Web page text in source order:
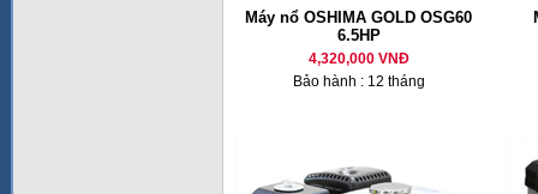
Máy nổ OSHIMA GOLD OSG60
6.5HP
4,320,000 VNĐ
Bảo hành : 12 tháng